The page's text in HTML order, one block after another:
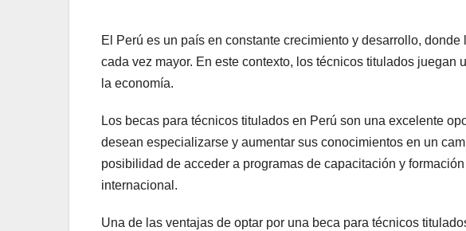
El Perú es un país en constante crecimiento y desarrollo,
cada vez mayor. En este contexto, los técnicos titulados juegan
la economía.
Los becas para técnicos titulados en Perú son una excelente
desean especializarse y aumentar sus conocimientos en un
posibilidad de acceder a programas de capacitación y
internacional.
Una de las ventajas de optar por una beca para técnicos